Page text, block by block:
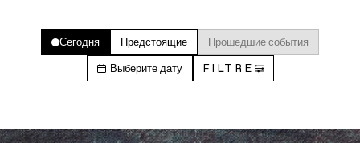
Сегодня Предстоящие Прошедшие события
Выберите дату FILTRE